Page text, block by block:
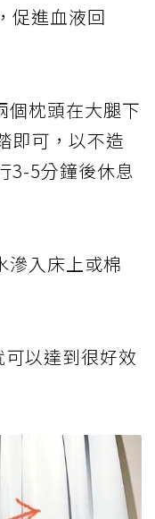
促進血液回
個枕頭在大腿下
即可，以不造
3-5分鐘後休息
滲入床上或棉
以達到很好效